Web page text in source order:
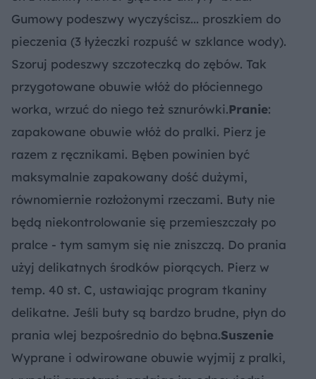
Gumowy podeszwy wyczyścisz... proszkiem do
pieczenia (3 łyżeczki rozpuść w szklance wody).
Szoruj podeszwy szczoteczką do zębów. Tak
przygotowane obuwie włóż do płóciennego
worka, wrzuć do niego też sznurówki.Pranie:
zapakowane obuwie włóż do pralki. Pierz je
razem z ręcznikami. Bęben powinien być
maksymalnie zapakowany dość dużymi,
równomiernie rozłożonymi rzeczami. Buty nie
będą niekontrolowanie się przemieszczały po
pralce - tym samym się nie zniszczą. Do prania
użyj delikatnych środków piorących. Pierz w
temp. 40 st. C, ustawiając program tkaniny
delikatne. Jeśli buty są bardzo brudne, płyn do
prania wlej bezpośrednio do bębna.Suszenie
Wyprane i odwirowane obuwie wyjmij z pralki,